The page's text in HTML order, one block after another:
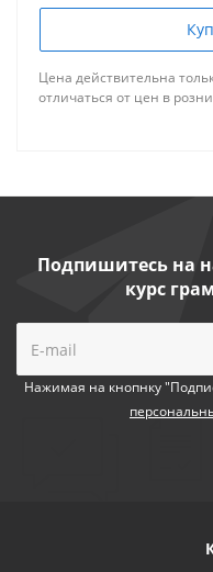
Цена действительна
отличаться от цен в
Подпишитесь на
курс
Нажимая на кнопнку